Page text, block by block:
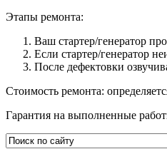
Этапы ремонта:
Ваш стартер/генератор
Если стартер/генератор
После дефектовки
Стоимость ремонта:
Гарантия на выполненные